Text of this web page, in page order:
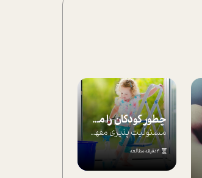
چطور کودکان را مسئولیت‌پذیر بار بیاورید؟
مسئولیت پذیری مفهومی ا ست که هر چه کودکت...
4 دقیقه مطالعه